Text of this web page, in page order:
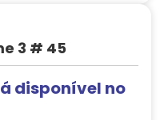
3 # 45
disponível no